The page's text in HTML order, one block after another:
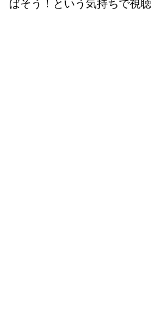
ばそう！という気持ちで視